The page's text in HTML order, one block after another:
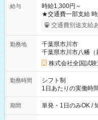
給与
時給1,300円～
★交通費一部支給 時給1,300円～ ※試験・役割により手当あり
※勤務回数により
り！】 希望される
例】 ・河合塾模擬
×8時間＝日収
円の場合あり ・国
円（役割手当＋100円
間】試用期間なし
交通費別途支給
勤務地
千葉県市川市
千葉県市川市八幡（
株式会社全国試
勤務時間
シフト制
1日あたりの実働時
間は 試験により異
期間 単発・1日のみOK /